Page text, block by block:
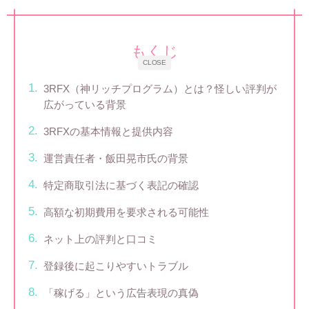
CLOSE
もくじ
3RFX（神リッチプログラム）とは？怪しい評判が
広がっている背景
3RFXの基本情報と提供内容
運営責任者・飯田晃市氏の背景
特定商取引法に基づく表記の確認
高額な初期費用を要求される可能性
ネット上の評判と口コミ
登録後に起こりやすいトラブル
「稼げる」という広告表現の真偽